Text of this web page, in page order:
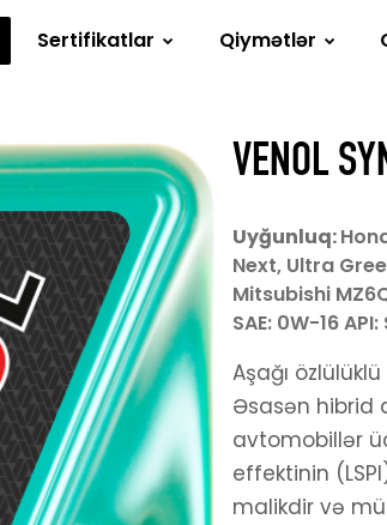
Sertifikatlar Qiymətlər
VENOL
Uyğunluq:
Next, Ultra
Mitsubishi
SAE: 0W-16
Aşağı
Əsasən hibrid
avtomobillər
effektinin
malikdir və